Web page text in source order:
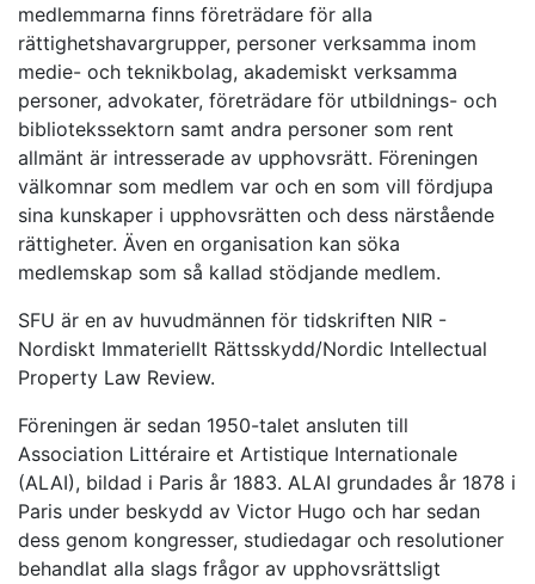
medlemmarna finns företrädare för alla
rättighetshavargrupper, personer verksamma inom
medie- och teknikbolag, akademiskt verksamma
personer, advokater, företrädare för utbildnings- och
bibliotekssektorn samt andra personer som rent
allmänt är intresserade av upphovsrätt. Föreningen
välkomnar som medlem var och en som vill fördjupa
sina kunskaper i upphovsrätten och dess närstående
rättigheter. Även en organisation kan söka
medlemskap som så kallad stödjande medlem.
SFU är en av huvudmännen för tidskriften NIR -
Nordiskt Immateriellt Rättsskydd/Nordic Intellectual
Property Law Review.
Föreningen är sedan 1950-talet ansluten till
Association Littéraire et Artistique Internationale
(ALAI), bildad i Paris år 1883. ALAI grundades år 1878 i
Paris under beskydd av Victor Hugo och har sedan
dess genom kongresser, studiedagar och resolutioner
behandlat alla slags frågor av upphovsrättsligt